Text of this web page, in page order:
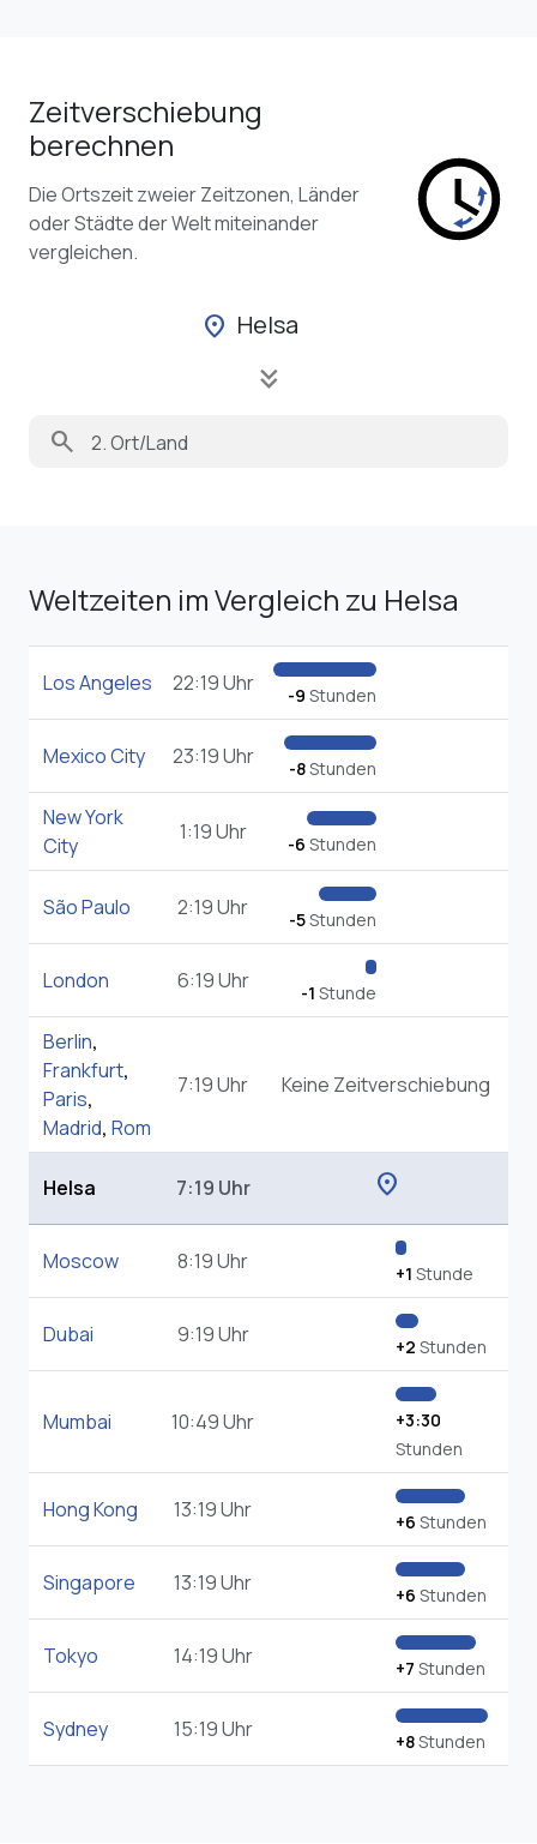
Zeitverschiebung
berechnen
Die Ortszeit zweier Zeitzonen, Länder
oder Städte der Welt miteinander
vergleichen.
location_on Helsa
keyboard_double_arrow_down
search
Weltzeiten im Vergleich zu Helsa
Los Angeles 22:19 Uhr -9 Stunden
Mexico City 23:19 Uhr -8Stunden
New York
City
1:19 Uhr -6 Stunden
São Paulo 2:19 Uhr -5Stunden
London 6:19 Uhr -1 Stunde
Berlin,
Frankfurt,
Paris,
Madrid, Rom
7:19 Uhr Keine Zeitverschiebung
Helsa 7:19 Uhr location_on
Moscow 8:19 Uhr +1 Stunde
Dubai 9:19 Uhr +2 Stunden
Mumbai 10:49 Uhr
+3:30
Stunden
Hong Kong 13:19 Uhr +6 Stunden
Singapore 13:19 Uhr +6 Stunden
Tokyo 14:19 Uhr +7 Stunden
Sydney 15:19 Uhr +8Stunden